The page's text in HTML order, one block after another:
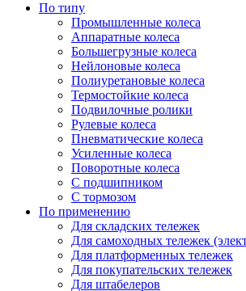
По типу
Промышленные колеса
Аппаратные колеса
Большегрузные колеса
Нейлоновые колеса
Полиуретановые колеса
Термостойкие колеса
Подвилочные ролики
Рулевые колеса
Пневматические колеса
Усиленные колеса
Поворотные колеса
С подшипником
С тормозом
По применению
Для складских тележек
Для самоходных тележек
Для платформенных тележек
Для покупательских тележек
Для штабелеров